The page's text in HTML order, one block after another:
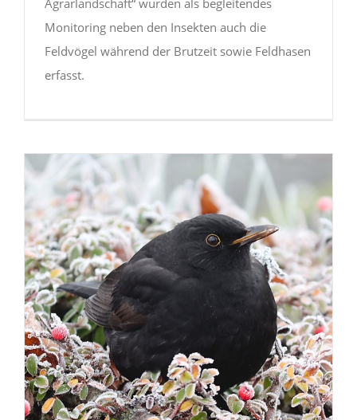
Monitoring neben den Insekten auch die
Feldvögel während der Brutzeit sowie Feldhasen
erfasst.